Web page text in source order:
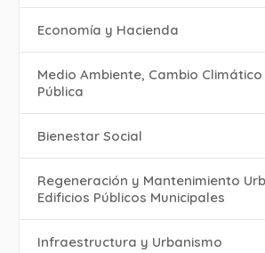
Economía y Hacienda
Medio Ambiente, Cambio
Pública
Bienestar Social
Regeneración y Mantenimiento
Edificios Públicos Municipales
Infraestructura y Urbanismo